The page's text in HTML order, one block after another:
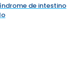
de intestino